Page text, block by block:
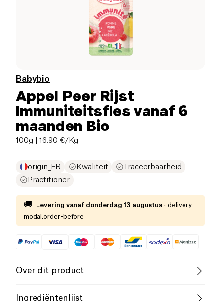
Babybio
Appel Peer Rijst
Immuniteitsfles vanaf 6
maanden Bio
100g | 16.90 €/Kg
origin_FR Kwaliteit
Traceerbaarheid
Practitioner
🚚 Levering vanaf donderdag 13 augustus · delivery-
modal.order-before
Over dit product
Biologisch
Ingrediëntenlijst